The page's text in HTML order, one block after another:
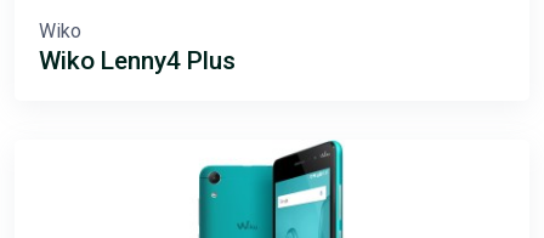
Wiko
Wiko Lenny4 Plus